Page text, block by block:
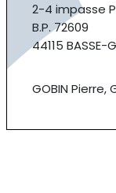
2-4 impasse
B.P. 72609
44115 BASSE-
GOBIN Pierre,